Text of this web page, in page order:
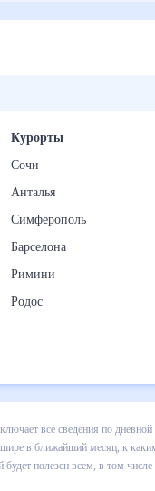
Курорты
Сочи
Анталья
Симферополь
Барселона
Римини
Родос
погоды в Ташире на
покажет все
готовым и как
том числе людям,